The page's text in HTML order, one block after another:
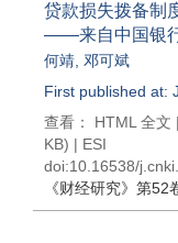
贷款损失拨备制
——来自中国银
何靖 邓可斌
First published at:
查看： HTML 全文 |
KB) | ESI
doi:10.16538/
《财经研究》 第52